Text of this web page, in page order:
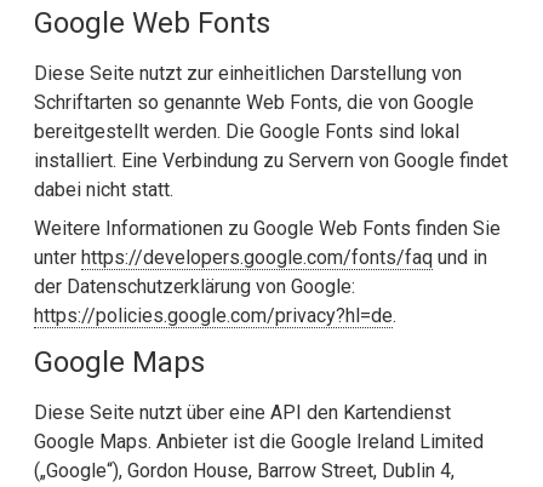
Google Web Fonts
Diese Seite nutzt zur einheitlichen Darstellung von
Schriftarten so genannte Web Fonts, die von Google
bereitgestellt werden. Die Google Fonts sind lokal
installiert. Eine Verbindung zu Servern von Google findet
dabei nicht statt.
Weitere Informationen zu Google Web Fonts finden Sie
unterhttps://developers.google.com/fonts/faq und in
der Datenschutzerklärung von Google:
https://policies.google.com/privacy?hl=de.
Google Maps
Diese Seite nutzt über eine API den Kartendienst
Google Maps. Anbieter ist die Google Ireland Limited
(„Google“), Gordon House, Barrow Street, Dublin 4,